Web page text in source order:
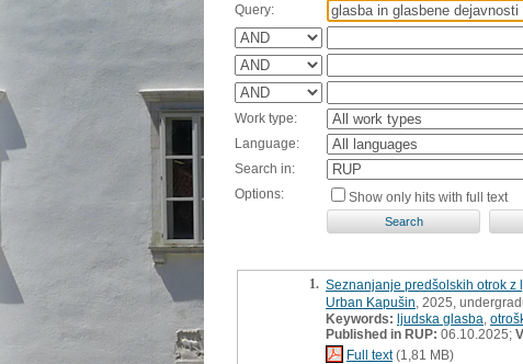
Query:
Work type:
Language:
Search in:
Options:
Show only hits with full text
1. Seznanjanje predšolskih otrok z
Urban Kapušin , 2025,
Keywords: ljudska glasba
Published in RUP: 06.10.2025;
Full text(1,81 MB)